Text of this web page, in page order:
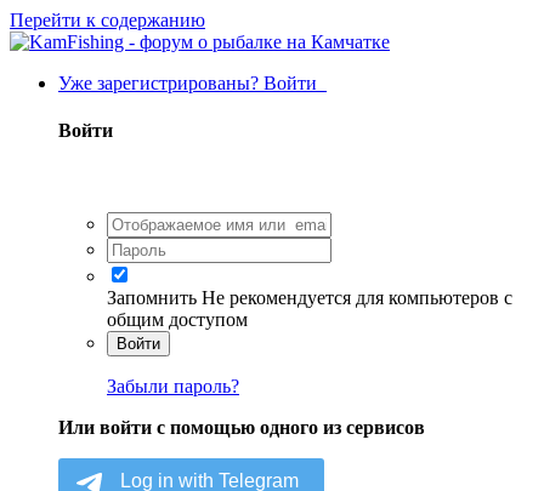
Перейти к содержанию
Уже зарегистрированы? Войти
Войти
Запомнить Не рекомендуется для компьютеров с
общим доступом
Войти
Забыли пароль?
Или войти с помощью одного из сервисов